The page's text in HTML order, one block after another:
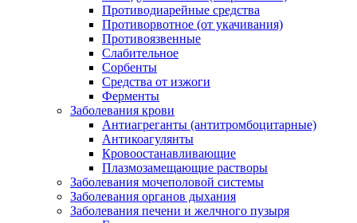
Противодиарейные средства
Противорвотное (от укачивания)
Противоязвенные
Слабительное
Сорбенты
Средства от изжоги
Ферменты
Заболевания крови
Антиагреганты (антитромбоцитарные)
Антикоагулянты
Кровоостанавливающие
Плазмозамещающие растворы
Заболевания мочеполовой системы
Заболевания органов дыхания
Заболевания печени и желчного пузыря